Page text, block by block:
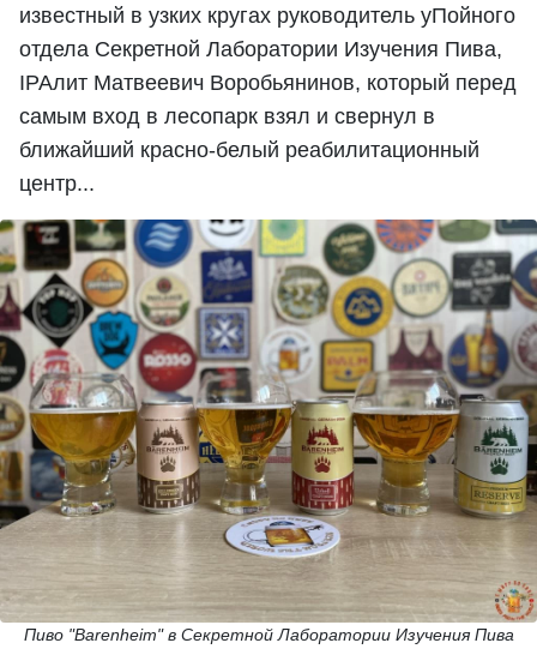
известный в узких кругах руководитель уПойного
отдела Секретной Лаборатории Изучения Пива,
IPAлит Матвеевич Воробьянинов, который перед
самым вход в лесопарк взял и свернул в
ближайший красно-белый реабилитационный
центр...
Пиво "Barenheim" в Секретной Лаборатории Изучения Пива